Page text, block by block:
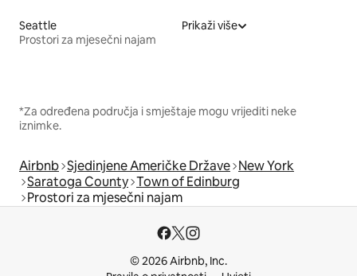
Seattle
Prostori za mjesečni najam
Prikaži više
*Za određena područja i smještaje mogu vrijediti neke
iznimke.
Airbnb Sjedinjene Američke Države New York
Saratoga County Town of Edinburg
Prostori za mjesečni najam
© 2026 Airbnb, Inc.